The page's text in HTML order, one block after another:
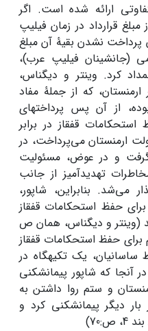
ارائه شده است. اگر
قرارداد در زمان فیلیپ
نشدن بقیۀ آن مبلغ
(جانشینان فیلیپ عرب)،
کرد. وینتر و دیگناس،
که از جملۀ مفاد
از آن پس پرداخت­های
قفقاز در برابر
ارمنستان می‌پرداخت، در
و در عوض، مسئولیت
تهدیدآمیز از جانب
می‌شد. بنابراین، شاپور،
برای حفظ استحکامات قفقاز
(وینتر و دیگناس، همان ص
برای حفظ استحکامات قفقاز
یک تکیه­گاه در
آنجا که شاپور پیمان­شکنی
و ستم روا داشتن به
دیگر پیمان­شکنی کرد و